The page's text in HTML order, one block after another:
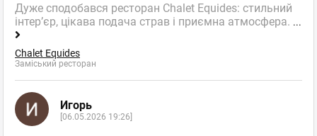
Дуже сподобався ресторан Chalet Equides: стильний
інтер’єр, цікава подача страв і приємна атмосфера. ...
Chalet Equides
Заміський ресторан
Игорь
[06.05.2026 19:26]